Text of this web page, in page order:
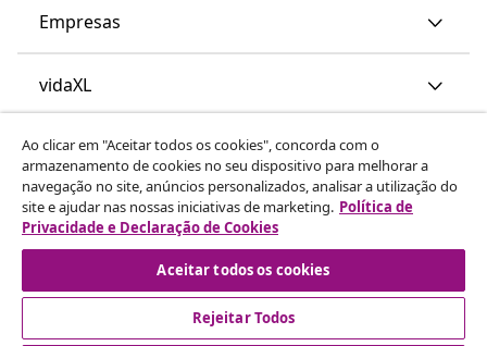
Empresas
vidaXL
Descubra mais
© 2008-2026 vidaXL www.vidaxl.pt é um site da vidaXL
Ao clicar em "Aceitar todos os cookies", concorda com o
armazenamento de cookies no seu dispositivo para melhorar a
navegação no site, anúncios personalizados, analisar a utilização do
site e ajudar nas nossas iniciativas de marketing. Política de
Privacidade e Declaração de Cookies
Aceitar todos os cookies
Rejeitar Todos